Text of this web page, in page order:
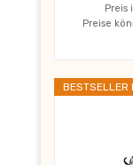
Preis
Preise
BESTSELLER